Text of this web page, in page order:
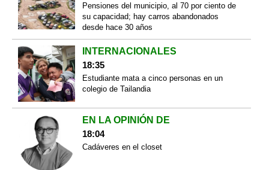
Pensiones del municipio, al 70 por ciento de
su capacidad; hay carros abandonados
desde hace 30 años
INTERNACIONALES
18:35
Estudiante mata a cinco personas en un
colegio de Tailandia
EN LA OPINIÓN DE
18:04
Cadáveres en el closet